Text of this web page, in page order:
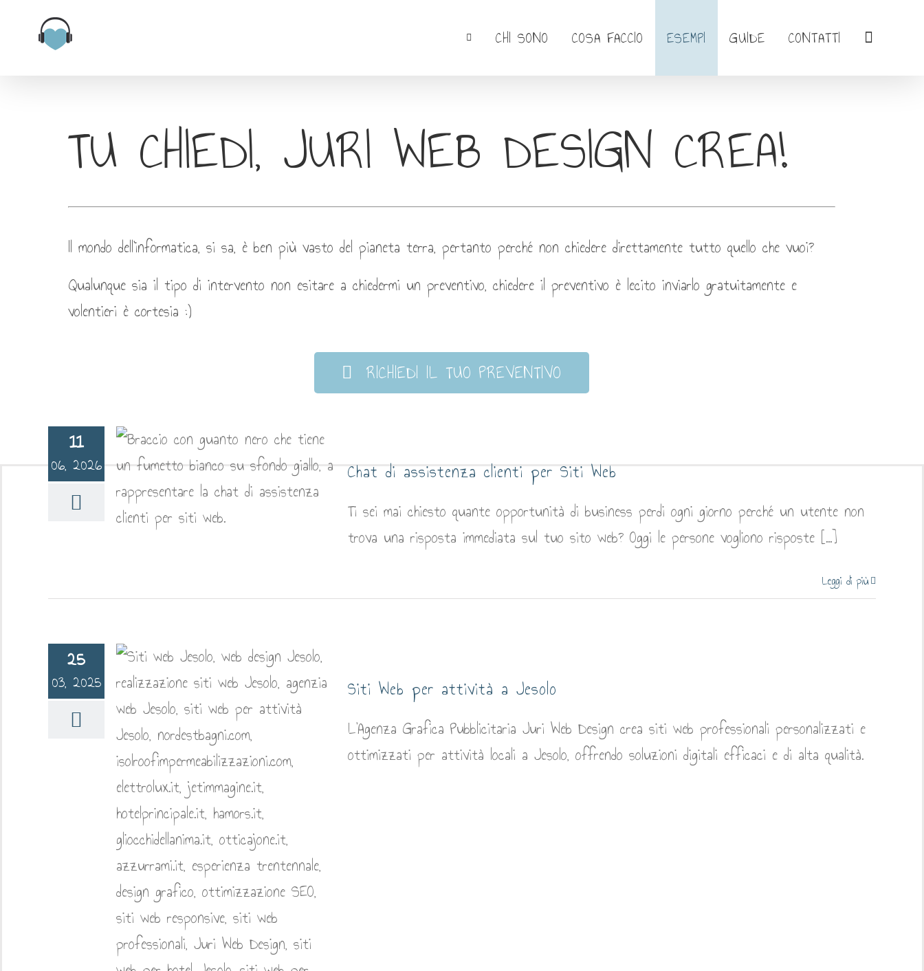
CHI SONO COSA FACCIO ESEMPI GUIDE CONTATTI
TU CHIEDI, JURI WEB DESIGN CREA!
Il mondo dell’informatica, si sa, è ben più vasto del pianeta terra, pertanto perché non chiedere direttamente tutto quello che vuoi?
Qualunque sia il tipo di intervento non esitare a chiedermi un preventivo, chiedere il preventivo è lecito inviarlo gratuitamente e
volentieri è cortesia :)
RICHIEDI IL TUO PREVENTIVO
11
06, 2026
clienti per
Chat di assistenza clienti per Siti Web
Ti sei mai chiesto quante opportunità di business perdi ogni giorno perché un utente non
trova una risposta immediata sul tuo sito web? Oggi le persone vogliono risposte [...]
Leggi di più
25
03, 2025 Siti Web per attività a Jesolo
L'Agenza Grafica Pubblicitaria Juri Web Design crea siti web professionali personalizzati e
ottimizzati per attività locali a Jesolo, offrendo soluzioni digitali efficaci e di alta qualità.